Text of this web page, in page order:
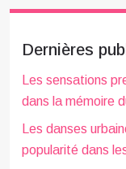
Dernières
Les sensations
dans la mémoire
Les danses
popularité dans